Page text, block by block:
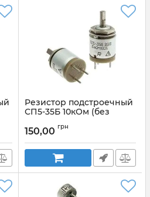
Резистор подстроечный
СП5-35Б 10кОм (без
Артикул: СП5-35Б 10кОм
150,00 грн